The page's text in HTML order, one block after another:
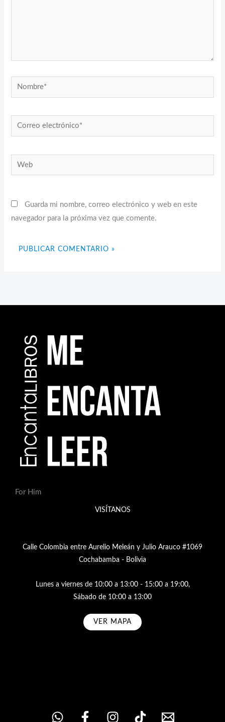
Nombre*
Correo
electrónico*
Web
Guarda mi nombre, correo electrónico y web en este
navegador para la próxima vez que comente.
For Him
VISÍTANOS
Calle Colombia entre Aurelio Meleán y Julio Arauco #1069
Cochabamba - Bolivia
Lunes a viernes de 10:00 a 13:00 - 15:00 a 19:00,
Sábado de 10:00 a 13:00
VER MAPA